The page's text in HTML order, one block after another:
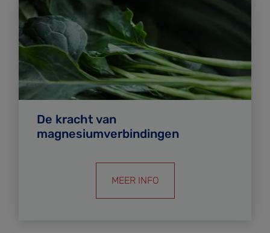
De kracht van
magnesiumverbindingen
MEER INFO